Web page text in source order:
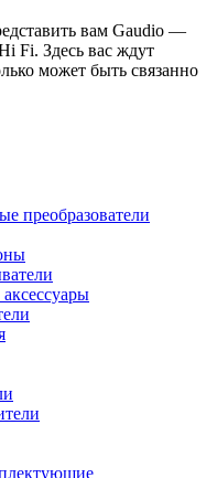
вам Gaudio —
Fi. Здесь вас ждут
может быть связанно
преобразователи